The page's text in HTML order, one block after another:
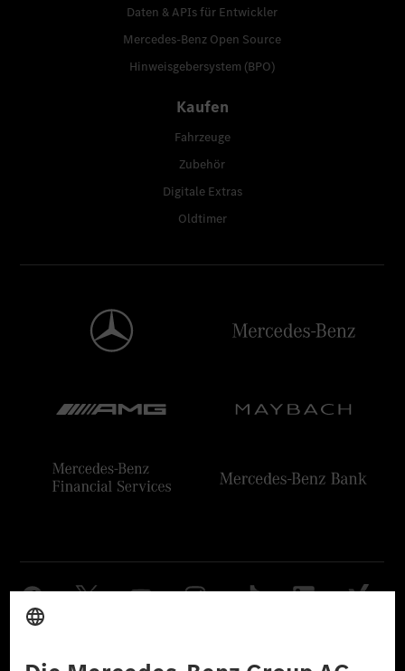
Daten & APIs für Entwickler
Mercedes-Benz Open Source
Hinweisgebersystem (BPO)
Kaufen
Fahrzeuge
Zubehör
Digitale Extras
Oldtimer